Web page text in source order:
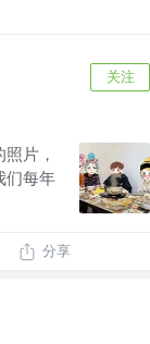
关注
片，
们每年
分享